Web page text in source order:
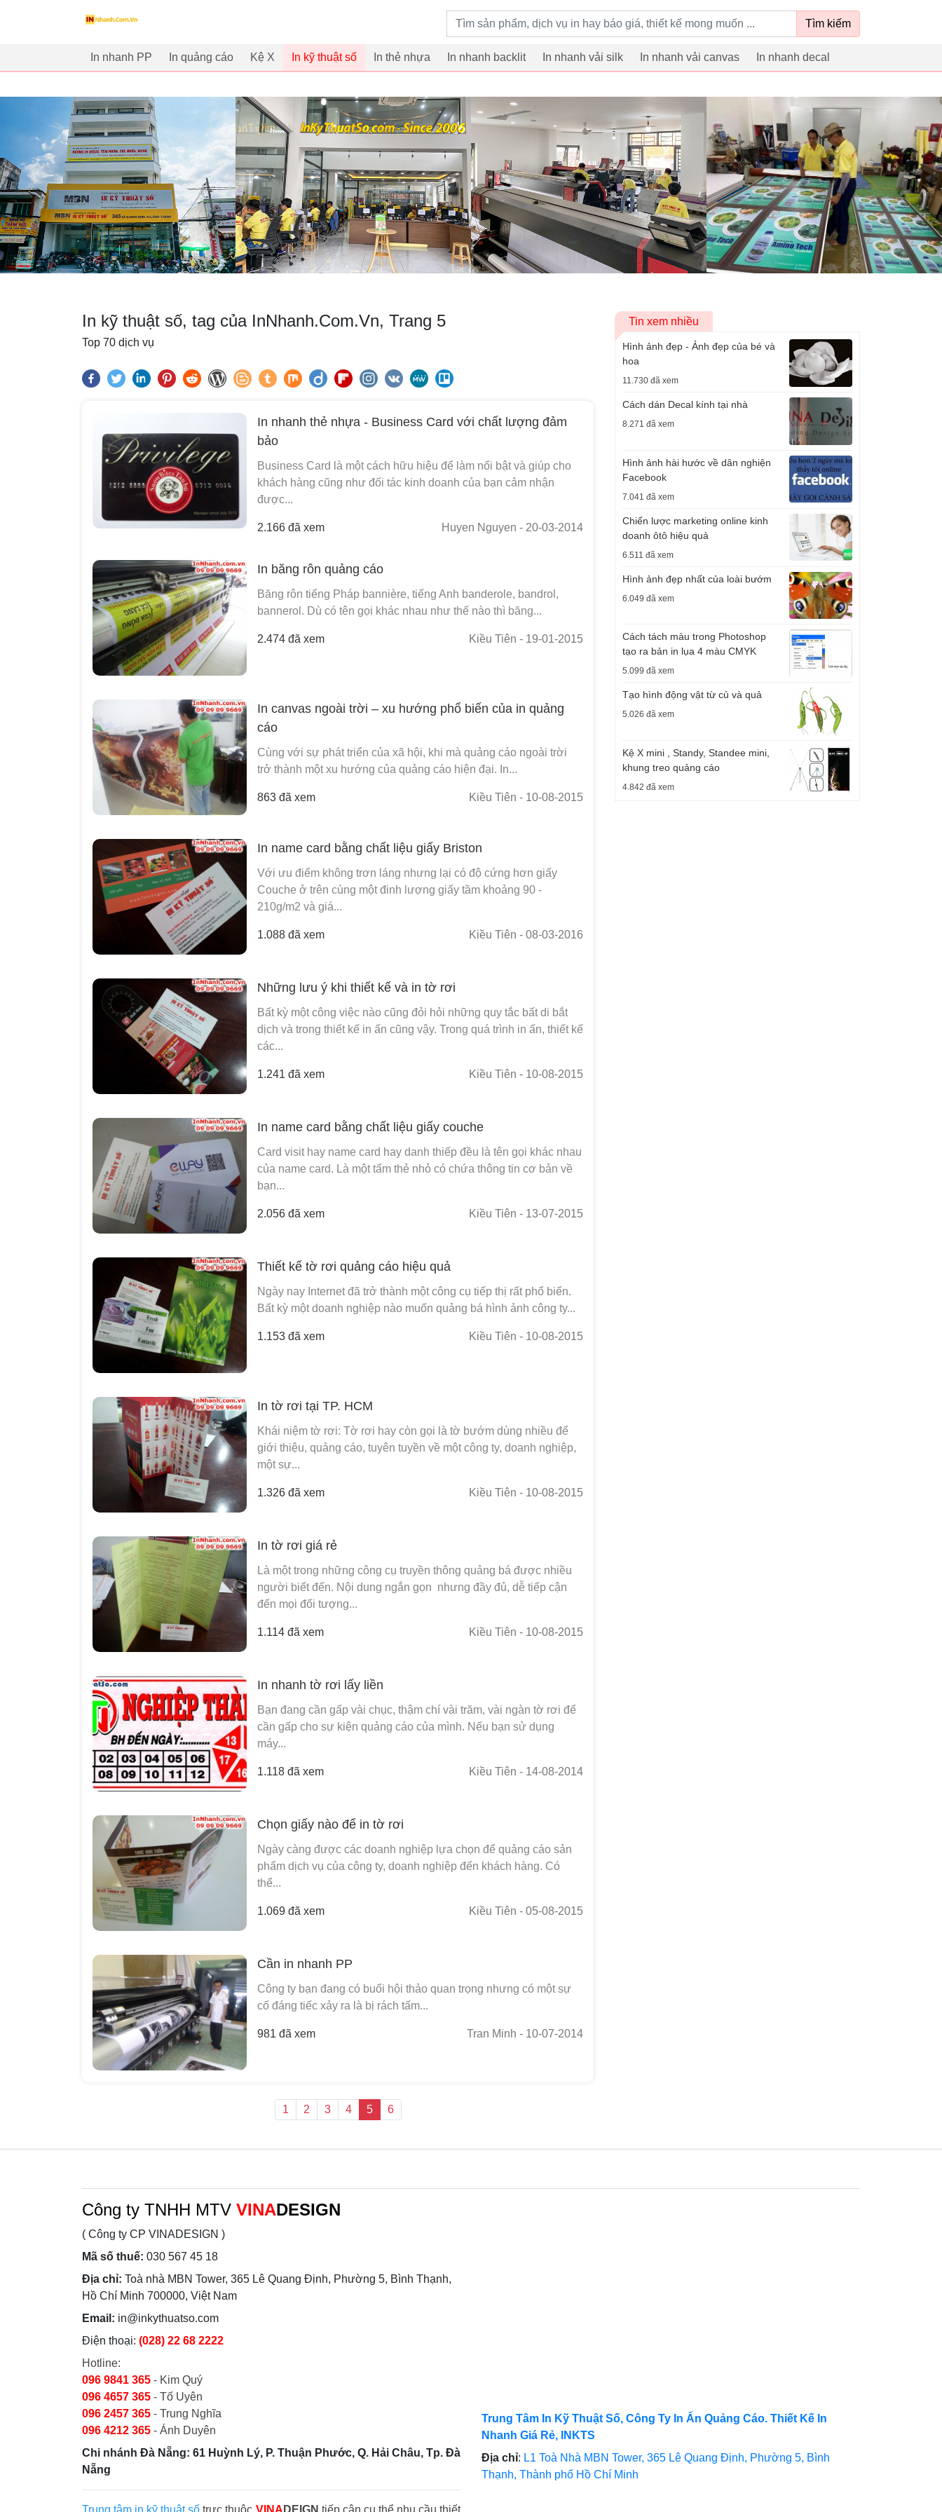
innhanh.com.vn Từ khoá tìm kiếm Tìm kiếm
In nhanh PP In quảng cáo Kệ X In kỹ thuật số In thẻ nhựa In nhanh backlit In nhanh vải silk In nhanh vải canvas In nhanh decal
In kỹ thuật số, tag của InNhanh.Com.Vn, Trang 5
Top 70 dịch vụ
In nhanh thẻ nhựa - Business Card với chất lượng đảm
bảo
Business Card là một cách hữu hiệu để làm nổi bật và giúp cho
khách hàng cũng như đối tác kinh doanh của bạn cảm nhận
được...
2.166 đã xem Huyen Nguyen - 20-03-2014
In băng rôn quảng cáo
Băng rôn tiếng Pháp bannière, tiếng Anh banderole, bandrol,
bannerol. Dù có tên gọi khác nhau như thế nào thì băng...
2.474 đã xem Kiều Tiên - 19-01-2015
In canvas ngoài trời – xu hướng phổ biến của in quảng
cáo
Cùng với sự phát triển của xã hội, khi mà quảng cáo ngoài trời
trở thành một xu hướng của quảng cáo hiện đại. In...
863 đã xem Kiều Tiên - 10-08-2015
In name card bằng chất liệu giấy Briston
Với ưu điểm không trơn láng nhưng lại có độ cứng hơn giấy
Couche ở trên cùng một đinh lượng giấy tầm khoảng 90 -
210g/m2 và giá...
1.088 đã xem Kiều Tiên - 08-03-2016
Những lưu ý khi thiết kế và in tờ rơi
Bất kỳ một công việc nào cũng đỏi hỏi những quy tắc bất di bắt
dịch và trong thiết kế in ấn cũng vậy. Trong quá trình in ấn, thiết kế
các...
1.241 đã xem Kiều Tiên - 10-08-2015
In name card bằng chất liệu giấy couche
Card visit hay name card hay danh thiếp đều là tên gọi khác nhau
của name card. Là một tấm thẻ nhỏ có chứa thông tin cơ bản về
bạn...
2.056 đã xem Kiều Tiên - 13-07-2015
Thiết kế tờ rơi quảng cáo hiệu quả
Ngày nay Internet đã trở thành một công cụ tiếp thị rất phổ biến.
Bất kỳ một doanh nghiệp nào muốn quảng bá hình ảnh công ty...
1.153 đã xem Kiều Tiên - 10-08-2015
In tờ rơi tại TP. HCM
Khái niệm tờ rơi: Tờ rơi hay còn gọi là tờ bướm dùng nhiều để
giới thiệu, quảng cáo, tuyên tuyền về một công ty, doanh nghiệp,
một sự...
1.326 đã xem Kiều Tiên - 10-08-2015
In tờ rơi giá rẻ
Là một trong những công cụ truyền thông quảng bá được nhiều
người biết đến. Nội dung ngắn gọn nhưng đầy đủ, dễ tiếp cận
đến mọi đối tượng...
1.114 đã xem Kiều Tiên - 10-08-2015
In nhanh tờ rơi lấy liền
Bạn đang cần gấp vài chục, thậm chí vài trăm, vài ngàn tờ rơi để
cần gấp cho sự kiện quảng cáo của mình. Nếu bạn sử dụng
máy...
1.118 đã xem Kiều Tiên - 14-08-2014
Chọn giấy nào để in tờ rơi
Ngày càng được các doanh nghiệp lựa chọn để quảng cáo sản
phẩm dịch vụ của công ty, doanh nghiệp đến khách hàng. Có
thể...
1.069 đã xem Kiều Tiên - 05-08-2015
Cần in nhanh PP
Công ty bạn đang có buổi hội thảo quan trọng nhưng có một sự
cố đáng tiếc xảy ra là bị rách tấm...
981 đã xem Tran Minh - 10-07-2014
1 2 3 4 5 6
Tin xem nhiều
Hình ảnh đẹp - Ảnh đẹp của bé và
hoa
11.730 đã xem
Cách dán Decal kính tại nhà
8.271 đã xem
Hình ảnh hài hước về dân nghiện
Facebook
7.041 đã xem
Chiến lược marketing online kinh
doanh ôtô hiệu quả
6.511 đã xem
Hình ảnh đẹp nhất của loài bướm
6.049 đã xem
Cách tách màu trong Photoshop
tạo ra bản in lụa 4 màu CMYK
5.099 đã xem
Tạo hình động vật từ củ và quả
5.026 đã xem
Kệ X mini , Standy, Standee mini,
khung treo quảng cáo
4.842 đã xem
Công ty TNHH MTV VINADESIGN
( Công ty CP VINADESIGN )
Mã số thuế: 030 567 45 18
Địa chỉ: Toà nhà MBN Tower, 365 Lê Quang Định, Phường 5, Bình Thạnh,
Hồ Chí Minh 700000, Việt Nam
Email: in@inkythuatso.com
Điện thoại: (028) 22 68 2222
Hotline:
096 9841 365 - Kim Quý
096 4657 365 - Tố Uyên
096 2457 365 - Trung Nghĩa
096 4212 365 - Ánh Duyên
Chi nhánh Đà Nẵng: 61 Huỳnh Lý, P. Thuận Phước, Q. Hải Châu, Tp. Đà
Nẵng
Trung tâm in kỹ thuật số trực thuộc VINA DEIGN tiếp cận cụ thể nhu cầu thiết
Trung Tâm In Kỹ Thuật Số, Công Ty In Ấn Quảng Cáo. Thiết Kế In
Nhanh Giá Rẻ, INKTS
Địa chỉ: L1 Toà Nhà MBN Tower, 365 Lê Quang Định, Phường 5, Bình
Thạnh, Thành phố Hồ Chí Minh